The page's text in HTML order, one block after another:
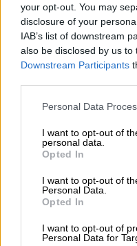
your opt-out. You may
disclosure of your
IAB’s list of downstream
also be disclosed by us to
Downstream Participants
Please note that this
not limited to your visit or
grant or deny consent to
use your data for below
consent section.
Personal Data
I want to opt-out of
personal data.
Opted In
I want to opt-out of
Personal Data.
Opted In
I want to opt-out of
Personal Data for
ντύθηκαν